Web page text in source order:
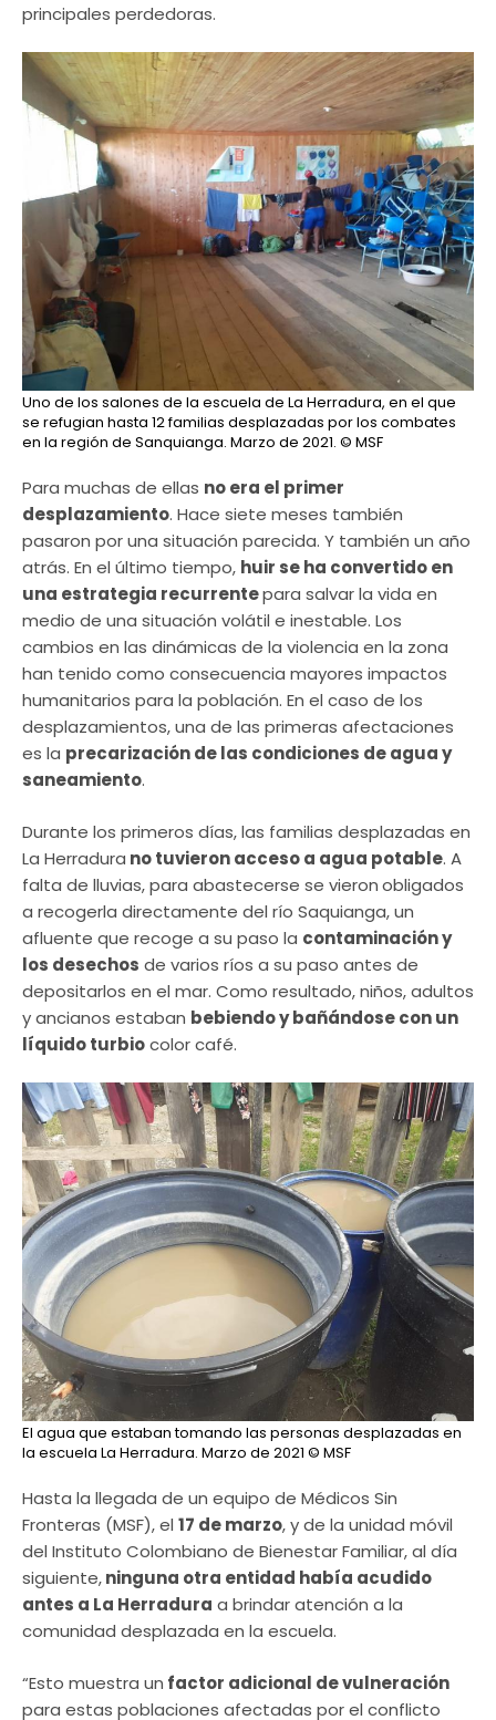
principales perdedoras.
Uno de los salones de la escuela de La Herradura, en el que
se refugian hasta 12 familias desplazadas por los combates
en la región de Sanquianga. Marzo de 2021. © MSF
Para muchas de ellas no era el primer
desplazamiento. Hace siete meses también
pasaron por una situación parecida. Y también un año
atrás. En el último tiempo, huir se ha convertido en
una estrategia recurrentepara salvar la vida en
medio de una situación volátil e inestable. Los
cambios en las dinámicas de la violencia en la zona
han tenido como consecuencia mayores impactos
humanitarios para la población. En el caso de los
desplazamientos, una de las primeras afectaciones
es la precarización de las condiciones de agua y
saneamiento.
Durante los primeros días, las familias desplazadas en
La Herradura no tuvieron acceso a agua potable. A
falta de lluvias, para abastecerse se vieronobligados
a recogerla directamente del río Saquianga, un
afluente que recoge a su paso la contaminación y
los desechos de varios ríos a su paso antes de
depositarlos en el mar. Como resultado, niños, adultos
y ancianos estaban bebiendo y bañándose con un
líquido turbiocolor café.
El agua que estaban tomando las personas desplazadas en
la escuela La Herradura. Marzo de 2021 © MSF
Hasta la llegada de un equipo de Médicos Sin
Fronteras (MSF), el 17 de marzo, y de la unidad móvil
del Instituto Colombiano de Bienestar Familiar, al día
siguiente,ninguna otra entidad había acudido
antes a La Herradura a brindar atención a la
comunidad desplazada en la escuela.
“Esto muestra un factor adicional de vulneración
para estas poblaciones afectadas por el conflicto